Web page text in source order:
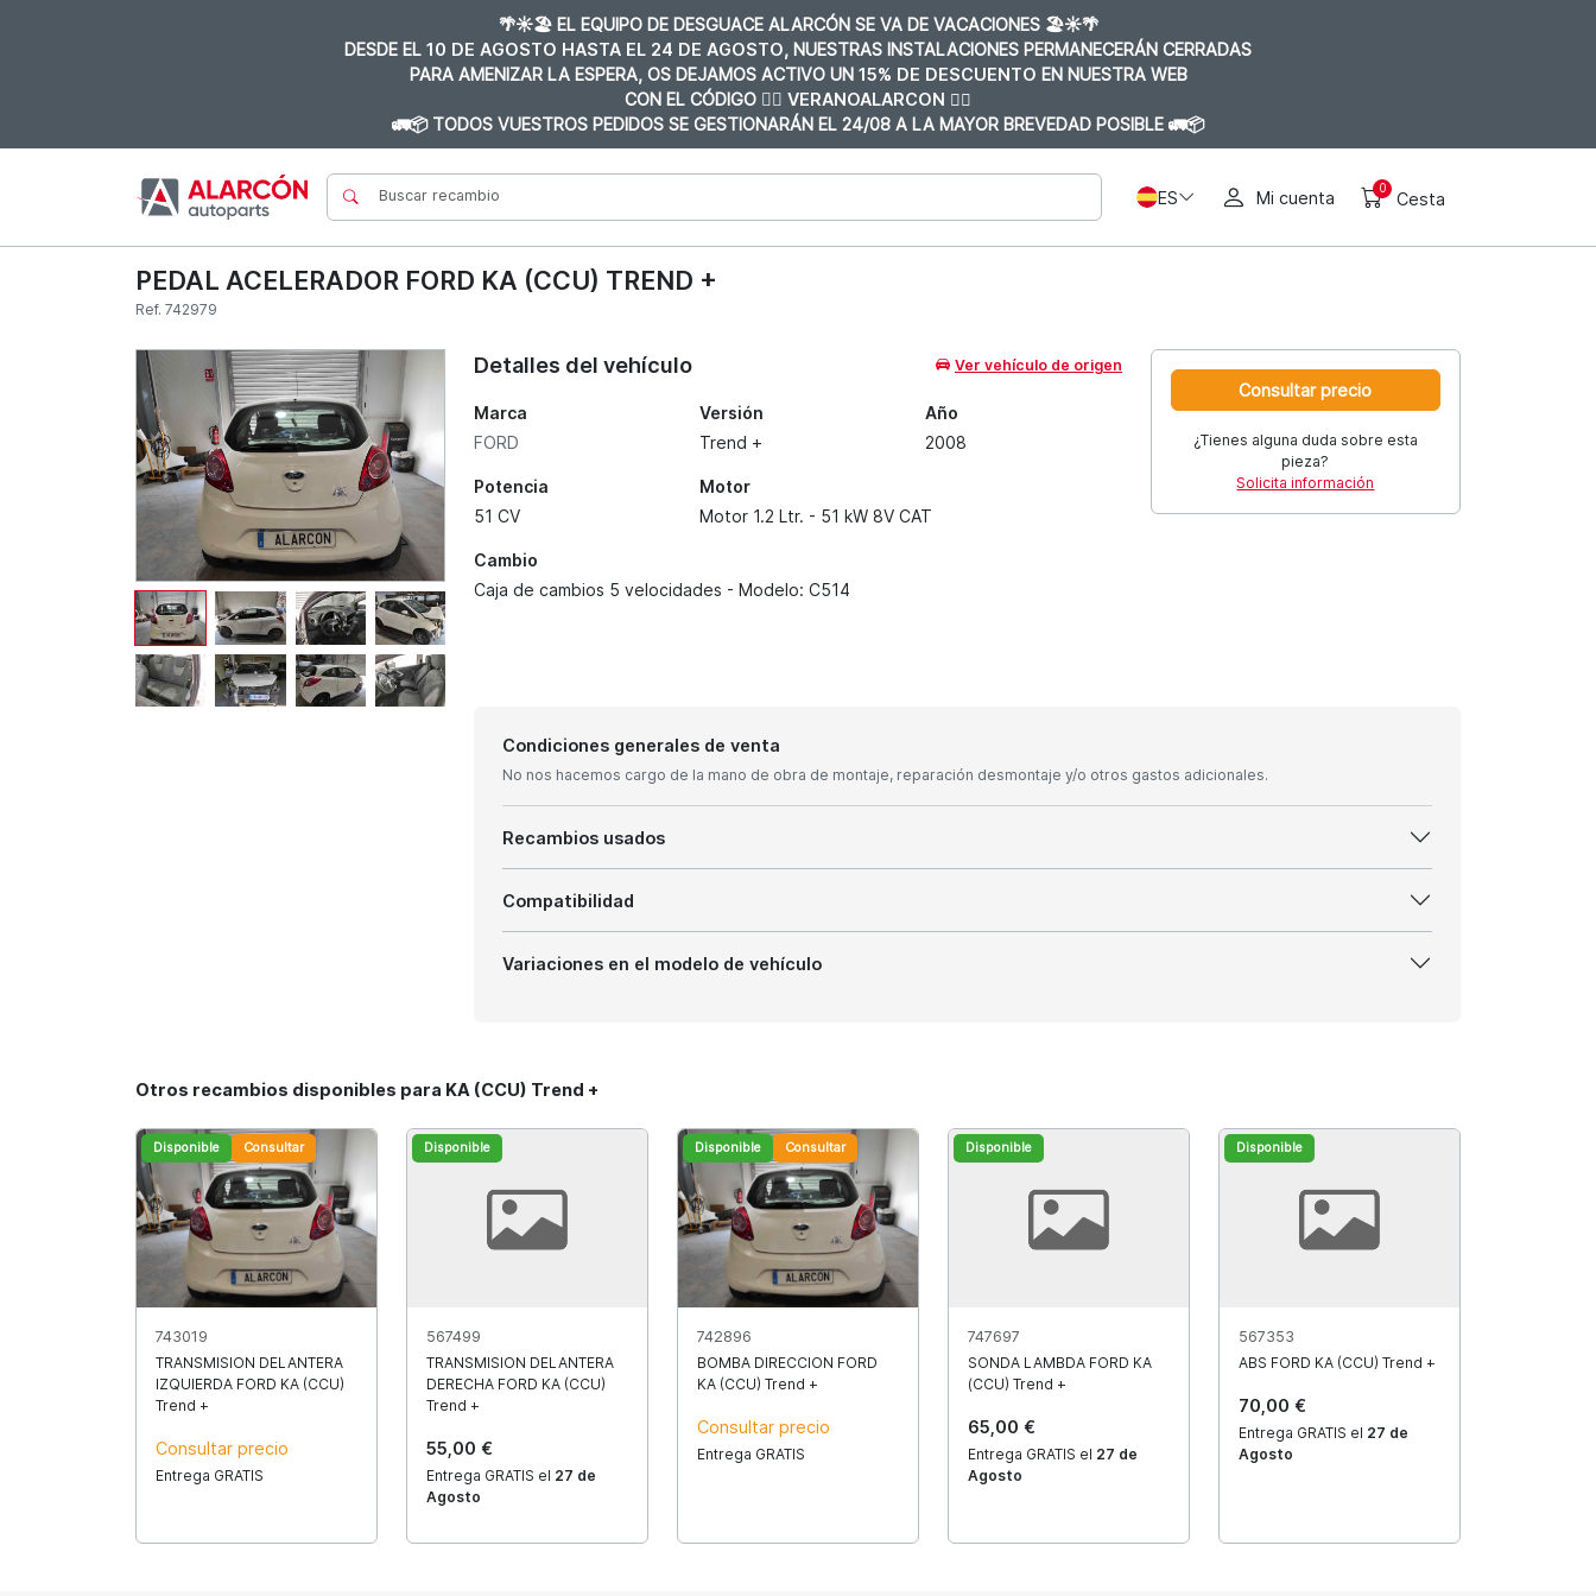
🌴☀️🏖️ EL EQUIPO DE DESGUACE ALARCÓN SE VA DE VACACIONES 🏖️☀️🌴
DESDE EL 10 DE AGOSTO HASTA EL 24 DE AGOSTO, NUESTRAS INSTALACIONES PERMANECERÁN CERRADAS
PARA AMENIZAR LA ESPERA, OS DEJAMOS ACTIVO UN 15% DE DESCUENTO EN NUESTRA WEB
CON EL CÓDIGO 👉🏼 VERANOALARCON 👈🏼
🚛📦 TODOS VUESTROS PEDIDOS SE GESTIONARÁN EL 24/08 A LA MAYOR BREVEDAD POSIBLE 🚛📦
ES Mi cuenta 0
Cesta
PEDAL ACELERADOR FORD KA (CCU) TREND +
Ref. 742979
Detalles del vehículo Ver vehículo de origen
Marca
FORD
Versión
Trend +
Año
2008
Potencia
51 CV
Motor
Motor 1.2 Ltr. - 51 kW 8V CAT
Cambio
Caja de cambios 5 velocidades - Modelo: C514
Consultar precio
¿Tienes alguna duda sobre esta
pieza?
Solicita información
Condiciones generales de venta
No nos hacemos cargo de la mano de obra de montaje, reparación desmontaje y/o otros gastos adicionales.
Recambios usados
Compatibilidad
Variaciones en el modelo de vehículo
Otros recambios disponibles para KA (CCU) Trend +
Disponible Consultar
743019
TRANSMISION DELANTERA
IZQUIERDA FORD KA (CCU)
Trend +
Consultar precio
Entrega GRATIS
Disponible
567499
TRANSMISION DELANTERA
DERECHA FORD KA (CCU)
Trend +
55,00 €
Entrega GRATIS el 27 de
Agosto
Disponible Consultar
742896
BOMBA DIRECCION FORD
KA (CCU) Trend +
Consultar precio
Entrega GRATIS
Disponible
747697
SONDA LAMBDA FORD KA
(CCU) Trend +
65,00 €
Entrega GRATIS el 27 de
Agosto
Disponible
567353
ABS FORD KA (CCU) Trend +
70,00 €
Entrega GRATIS el 27 de
Agosto